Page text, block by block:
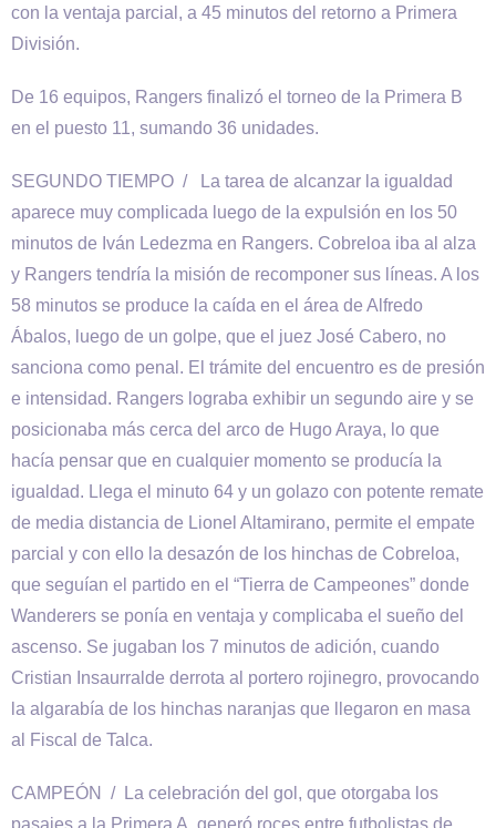
con la ventaja parcial, a 45 minutos del retorno a Primera
División.
De 16 equipos, Rangers finalizó el torneo de la Primera B
en el puesto 11, sumando 36 unidades.
SEGUNDO TIEMPO / La tarea de alcanzar la igualdad
aparece muy complicada luego de la expulsión en los 50
minutos de Iván Ledezma en Rangers. Cobreloa iba al alza
y Rangers tendría la misión de recomponer sus líneas. A los
58 minutos se produce la caída en el área de Alfredo
Ábalos, luego de un golpe, que el juez José Cabero, no
sanciona como penal. El trámite del encuentro es de presión
e intensidad. Rangers lograba exhibir un segundo aire y se
posicionaba más cerca del arco de Hugo Araya, lo que
hacía pensar que en cualquier momento se producía la
igualdad. Llega el minuto 64 y un golazo con potente remate
de media distancia de Lionel Altamirano, permite el empate
parcial y con ello la desazón de los hinchas de Cobreloa,
que seguían el partido en el “Tierra de Campeones” donde
Wanderers se ponía en ventaja y complicaba el sueño del
ascenso. Se jugaban los 7 minutos de adición, cuando
Cristian Insaurralde derrota al portero rojinegro, provocando
la algarabía de los hinchas naranjas que llegaron en masa
al Fiscal de Talca.
CAMPEÓN / La celebración del gol, que otorgaba los
pasajes a la Primera A, generó roces entre futbolistas de